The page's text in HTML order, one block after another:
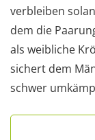
verbleiben
dem die
als weibliche
sichert dem
schwer